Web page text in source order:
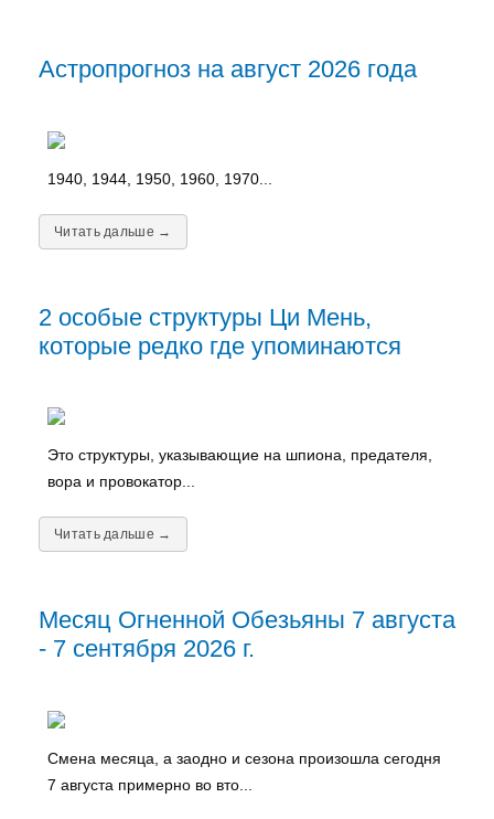
Астропрогноз на август 2026 года
1940, 1944, 1950, 1960, 1970...
Читать дальше →
2 особые структуры Ци Мень,
которые редко где упоминаются
Это структуры, указывающие на шпиона, предателя,
вора и провокатор...
Читать дальше →
Месяц Огненной Обезьяны 7 августа
- 7 сентября 2026 г.
Смена месяца, а заодно и сезона произошла сегодня
7 августа примерно во вто...